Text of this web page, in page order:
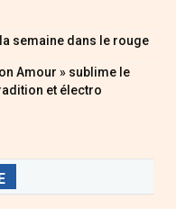
semaine dans le rouge
Amour » sublime le
et électro